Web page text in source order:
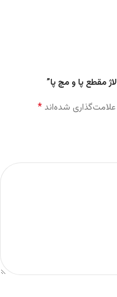
مقطع پا و مچ پا”
شده‌اند*